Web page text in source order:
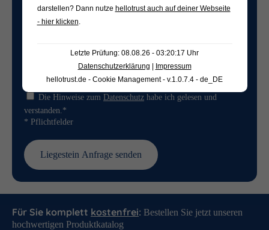
Die Hinweise zum Datenschutz habe ich gelesen und
verstanden.*
* Pflichtfelder
Für Sie komplett kostenfrei: Bestellen Sie jetzt unseren
hochwertigen Produktkatalog
darstellen? Dann nutze hellotrust auch auf deiner Webseite
- hier klicken.
Letzte Prüfung: 08.08.26 - 03:20:17 Uhr
Datenschutzerklärung
Impressum
hellotrust.de - Cookie Management - v.1.0.7.4 - de_DE